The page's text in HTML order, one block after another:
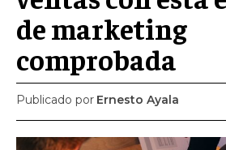
SUBSCRIBE
de marketing
comprobada
Publicado por Ernesto Ayala